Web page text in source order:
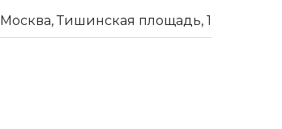
Москва, Тишинская площадь, 1